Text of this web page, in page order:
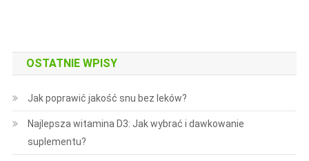
OSTATNIE WPISY
Jak poprawić jakość snu bez leków?
Najlepsza witamina D3: Jak wybrać i dawkowanie
suplementu?